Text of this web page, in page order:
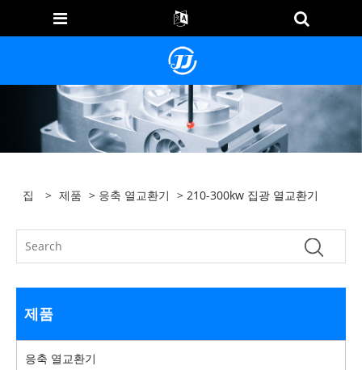
집 > 제품 > 응축 열교환기 > 210-300kw 집광 열교환기
제품
응축 열교환기